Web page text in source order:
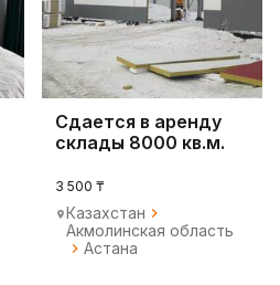
Сдается в аренду
склады 8000 кв.м.
3 500 ₸
Казахстан
Акмолинская область
Астана